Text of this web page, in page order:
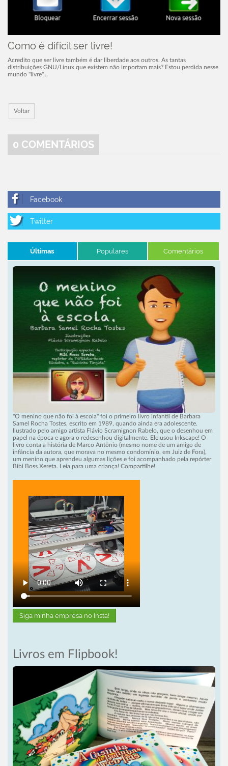
Como é difícil ser livre!
Acredito que ser livre também é dar liberdade aos outros. As tantas
distribuições GNU/Linux que existem não importam mais? Estou perdida nesse
mundo "livre"...
Voltar
0 COMENTÁRIOS
Últimas Populares Comentários
"O menino que não foi à escola" foi o primeiro livro infantil de Barbara
Samel Rocha Tostes, escrito em 1989, quando ainda era adolescente.
Ilustrado pelo amigo artista Flávio Scramignon Rabelo, que o desenhou em
papel na época e agora o redesenhou digitalmente. Ele usou Inkscape! O
livro conta a história de Marco Antônio (mesmo nome de um amigo de
infância da autora, que morava no mesmo condomínio, em Juiz de Fora),
um menino que aprendeu algumas lições e foi acompanhado pela repórter
Bibi Boss Xereta. Leia para uma criança! Compartilhe!
Siga minha empresa no Insta!
Livros em Flipbook!